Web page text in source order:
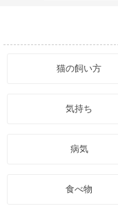
猫の飼い方
気持ち
病気
食べ物